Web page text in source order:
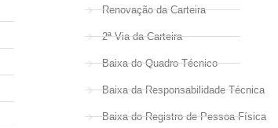
Renovação da Carteira
2ª Via da Carteira
Baixa do Quadro Técnico
Baixa da Responsabilidade Técnica
Baixa do Registro de Pessoa Física